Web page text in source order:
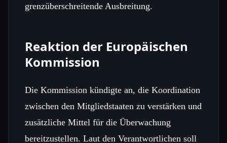
grenzüberschreitende Ausbreitung.
Reaktion der Europäischen
Kommission
Die Kommission kündigte an, die Koordination
zwischen den Mitgliedstaaten zu verstärken und
zusätzliche Mittel für die Überwachung
bereitzustellen. Laut den Verantwortlichen soll